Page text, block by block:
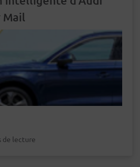
Mail
de lecture